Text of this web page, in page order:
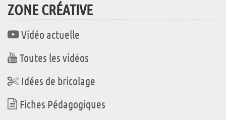
ZONE CRÉATIVE
Vidéo actuelle
Toutes les vidéos
Idées de bricolage
Fiches Pédagogiques